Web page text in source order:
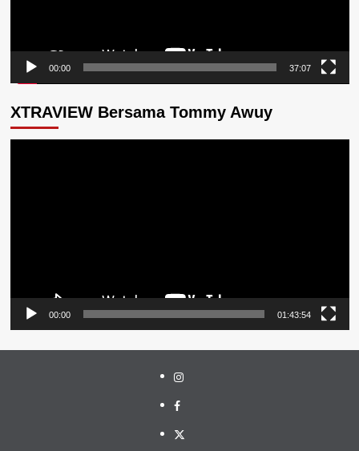
00:00 37:07
XTRAVIEW Bersama Tommy Awuy
00:00 01:43:54
Instagram
Facebook
Twitter